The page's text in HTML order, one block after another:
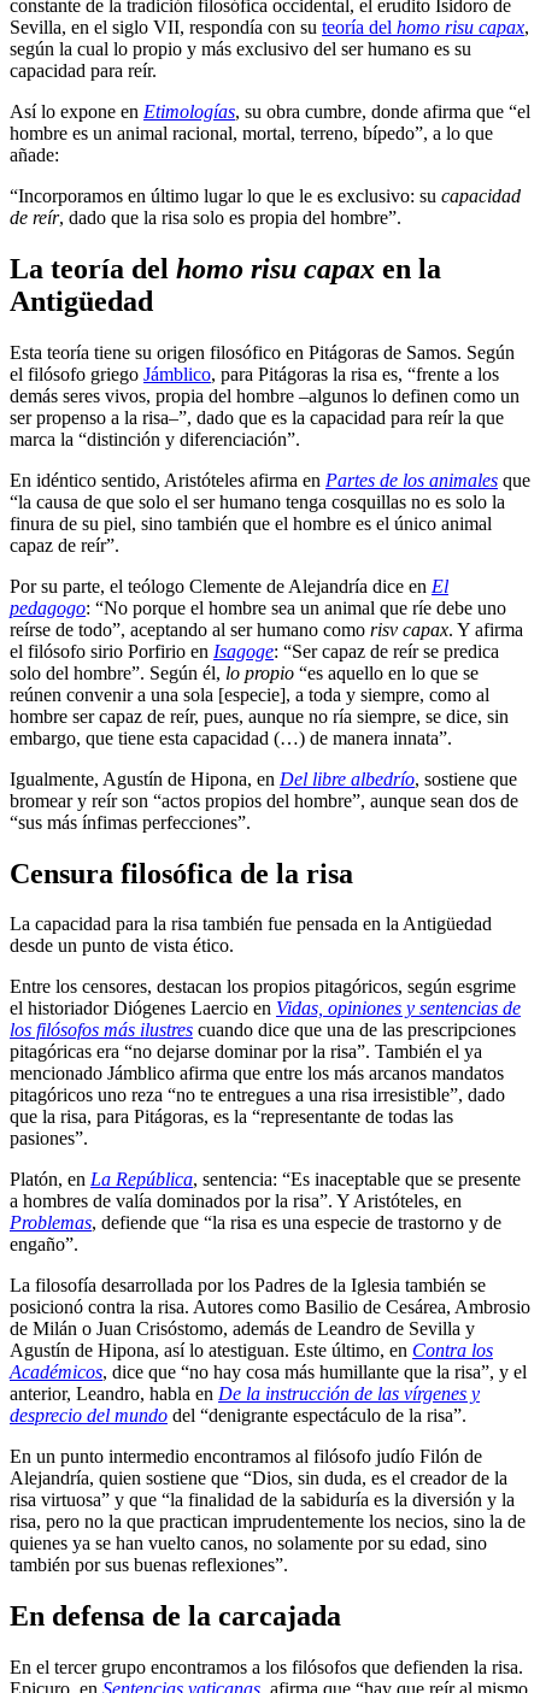
constante de la tradición filosófica occidental, el erudito Isidoro de
Sevilla, en el siglo VII, respondía con su teoría del homo risu capax,
según la cual lo propio y más exclusivo del ser humano es su
capacidad para reír.
Así lo expone en Etimologías, su obra cumbre, donde afirma que “el
hombre es un animal racional, mortal, terreno, bípedo”, a lo que
añade:
“Incorporamos en último lugar lo que le es exclusivo: su capacidad
de reír, dado que la risa solo es propia del hombre”.
La teoría del homo risu capax en la
Antigüedad
Esta teoría tiene su origen filosófico en Pitágoras de Samos. Según
el filósofo griego Jámblico, para Pitágoras la risa es, “frente a los
demás seres vivos, propia del hombre –algunos lo definen como un
ser propenso a la risa–”, dado que es la capacidad para reír la que
marca la “distinción y diferenciación”.
En idéntico sentido, Aristóteles afirma en Partes de los animales que
“la causa de que solo el ser humano tenga cosquillas no es solo la
finura de su piel, sino también que el hombre es el único animal
capaz de reír”.
Por su parte, el teólogo Clemente de Alejandría dice en El
pedagogo: “No porque el hombre sea un animal que ríe debe uno
reírse de todo”, aceptando al ser humano como risv capax. Y afirma
el filósofo sirio Porfirio en Isagoge: “Ser capaz de reír se predica
solo del hombre”. Según él, lo propio “es aquello en lo que se
reúnen convenir a una sola [especie], a toda y siempre, como al
hombre ser capaz de reír, pues, aunque no ría siempre, se dice, sin
embargo, que tiene esta capacidad (…) de manera innata”.
Igualmente, Agustín de Hipona, en Del libre albedrío, sostiene que
bromear y reír son “actos propios del hombre”, aunque sean dos de
“sus más ínfimas perfecciones”.
Censura filosófica de la risa
La capacidad para la risa también fue pensada en la Antigüedad
desde un punto de vista ético.
Entre los censores, destacan los propios pitagóricos, según esgrime
el historiador Diógenes Laercio en Vidas, opiniones y sentencias de
los filósofos más ilustres cuando dice que una de las prescripciones
pitagóricas era “no dejarse dominar por la risa”. También el ya
mencionado Jámblico afirma que entre los más arcanos mandatos
pitagóricos uno reza “no te entregues a una risa irresistible”, dado
que la risa, para Pitágoras, es la “representante de todas las
pasiones”.
Platón, en La República, sentencia: “Es inaceptable que se presente
a hombres de valía dominados por la risa”. Y Aristóteles, en
Problemas, defiende que “la risa es una especie de trastorno y de
engaño”.
La filosofía desarrollada por los Padres de la Iglesia también se
posicionó contra la risa. Autores como Basilio de Cesárea, Ambrosio
de Milán o Juan Crisóstomo, además de Leandro de Sevilla y
Agustín de Hipona, así lo atestiguan. Este último, en Contra los
Académicos, dice que “no hay cosa más humillante que la risa”, y el
anterior, Leandro, habla en De la instrucción de las vírgenes y
desprecio del mundo del “denigrante espectáculo de la risa”.
En un punto intermedio encontramos al filósofo judío Filón de
Alejandría, quien sostiene que “Dios, sin duda, es el creador de la
risa virtuosa” y que “la finalidad de la sabiduría es la diversión y la
risa, pero no la que practican imprudentemente los necios, sino la de
quienes ya se han vuelto canos, no solamente por su edad, sino
también por sus buenas reflexiones”.
En defensa de la carcajada
En el tercer grupo encontramos a los filósofos que defienden la risa.